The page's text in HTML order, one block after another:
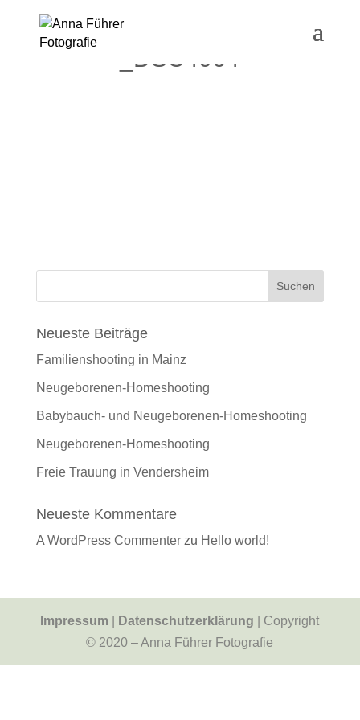
_DSC4064
Neueste Beiträge
Familienshooting in Mainz
Neugeborenen-Homeshooting
Babybauch- und Neugeborenen-Homeshooting
Neugeborenen-Homeshooting
Freie Trauung in Vendersheim
Neueste Kommentare
A WordPress Commenterzu Hello world!
Impressum Datenschutzerklärung | Copyright
© 2020 – Anna Führer Fotografie